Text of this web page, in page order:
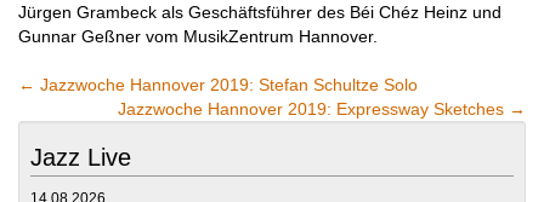
Jürgen Grambeck als Geschäftsführer des Béi Chéz Heinz und
Gunnar Geßner vom MusikZentrum Hannover.
← Jazzwoche Hannover 2019: Stefan Schultze Solo
Jazzwoche Hannover 2019: Expressway Sketches →
Jazz Live
14.08.2026